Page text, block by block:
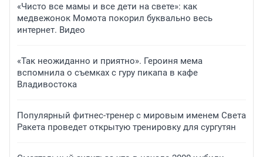
«Чисто все мамы и все дети на свете»: как
медвежонок Момота покорил буквально весь
интернет. Видео
«Так неожиданно и приятно». Героиня мема
вспомнила о съемках с гуру пикапа в кафе
Владивостока
Популярный фитнес-тренер с мировым именем Света
Ракета проведет открытую тренировку для сургутян